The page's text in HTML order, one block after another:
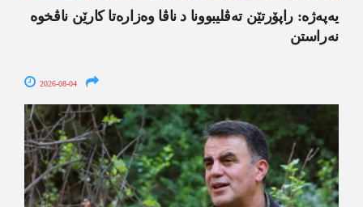
یەپەژە: راپۆرتێن تەڤلیبوونا د ناڤا وەزارەتا کارێن ناڤخوە
نەراستن
2026-08-04